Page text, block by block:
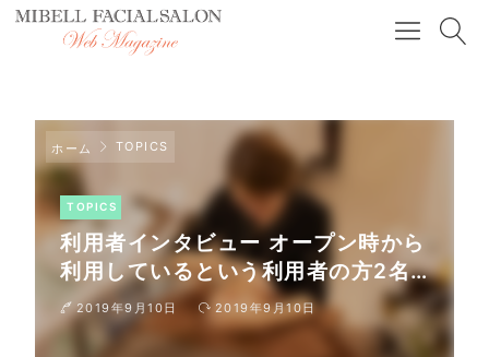
ホーム TOPICS
TOPICS
利用者インタビュー オープン時から
利用しているという利用者の方2名
にインタビューを行ないました。
2019年9月10日 2019年9月10日